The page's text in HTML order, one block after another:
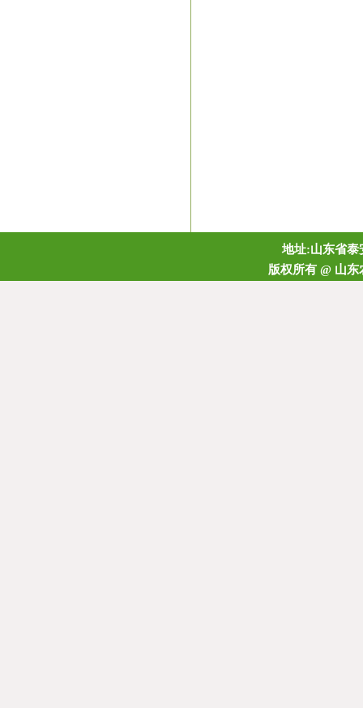
地址:山东省泰
版权所有 @ 山